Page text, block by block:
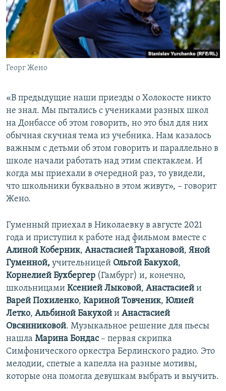
Георг Жено
«В предыдущие наши приезды о Холокосте никто
не знал. Мы пытались с учениками разных школ
на Донбассе об этом говорить, но это был для них
обычная скучная тема из учебника. Нам казалось
важным с детьми об этом говорить и параллельно в
школе начали работать над этим спектаклем. И
когда мы приехали в очередной раз, то увидели,
что школьники буквально в этом живут», – говорит
Жено.
Гуменный приехал в Николаевку в августе 2021
года и приступил к работе над фильмом вместе с
Алиной Коберник, Анастасией Тархановой, Яной
Гуменной, учительницей Ольгой Бакухой,
Корнелией Бухбергер (Гамбург) и, конечно,
школьницами Ксенией Лыковой, Анастасией и
Варей Похиленко, Кариной Товченик, Юлией
Летко, Альбиной Бакухой и Анастасией
Овсянниковой. Музыкальное решение для пьесы
нашла Марина Бондас – первая скрипка
Симфонического оркестра Берлинского радио. Это
мелодии, спетые а капелла на разные мотивы,
которые она помогла девушкам выбрать и выучить.